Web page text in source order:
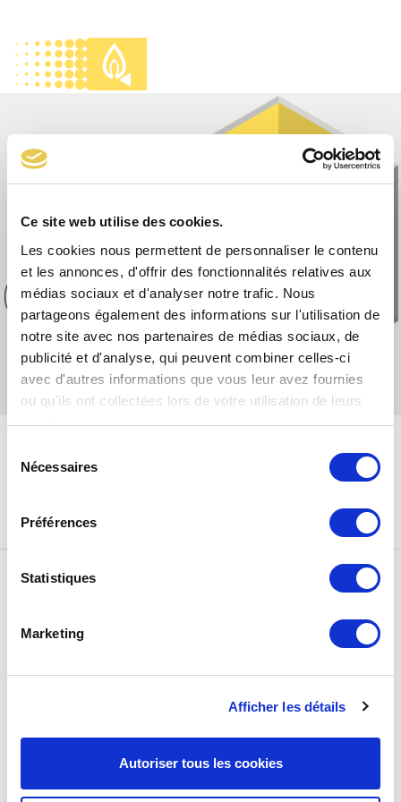
Ce site web utilise des cookies.
Les cookies nous permettent de personnaliser le contenu
et les annonces, d'offrir des fonctionnalités relatives aux
médias sociaux et d'analyser notre trafic. Nous
partageons également des informations sur l'utilisation de
notre site avec nos partenaires de médias sociaux, de
publicité et d'analyse, qui peuvent combiner celles-ci
avec d'autres informations que vous leur avez fournies
ou qu'ils ont collectées lors de votre utilisation de leurs
services.
Nécessaires
Préférences
Statistiques
Marketing
Afficher les détails
Autoriser tous les cookies
content
Open
mobile
Close
mobile
post:
next
post:
invers 1